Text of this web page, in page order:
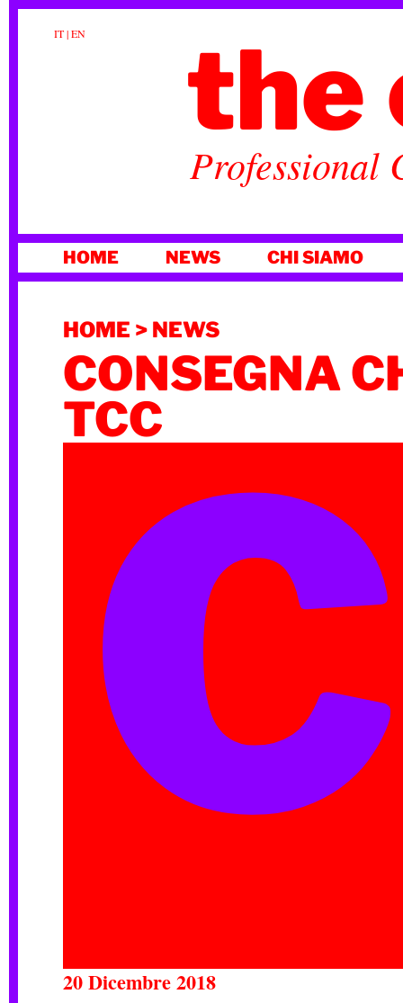
IT|EN the
Professional
AL
HOME NEWS CHI SIAMO
HOME > NEWS
CONSEGNA
TCC
C
20 Dicembre 2018